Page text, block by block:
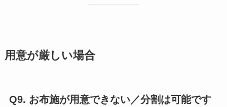
用意が厳しい場合
Q9. お布施が用意できない／分割は可能です